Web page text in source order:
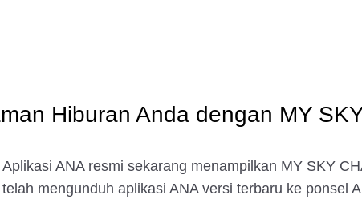
Hiburan Anda dengan MY
Aplikasi ANA resmi sekarang menampilkan MY SKY
telah mengunduh aplikasi ANA versi terbaru ke ponsel